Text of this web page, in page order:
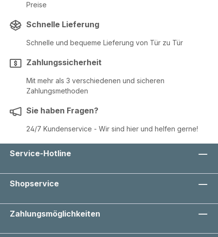
Preise
Schnelle Lieferung
Schnelle und bequeme Lieferung von Tür zu Tür
Zahlungssicherheit
Mit mehr als 3 verschiedenen und sicheren
Zahlungsmethoden
Sie haben Fragen?
24/7 Kundenservice - Wir sind hier und helfen gerne!
Service-Hotline
Shopservice
Zahlungsmöglichkeiten